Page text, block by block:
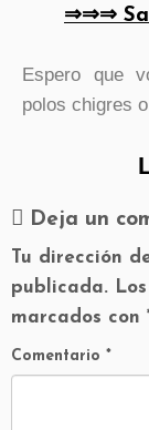
⇒⇒⇒
Espero que
polos chigres
Deja un
Tu dirección
publicada.
marcados con
Comentario *